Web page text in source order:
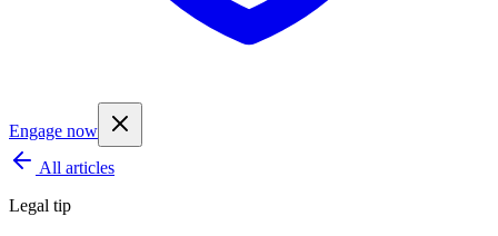
Engage now
All articles
Legal tip